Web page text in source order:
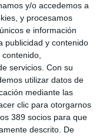
y/o accedemos a
y procesamos
e información
publicidad y contenido
servicios. Con su
utilizar datos de
mediante las
clic para otorgarnos
389 socios para que
descrito. De
como
se considera hecho
un nuevo año récord